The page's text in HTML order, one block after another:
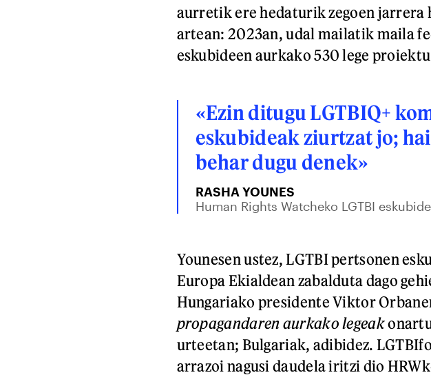
aurretik ere hedaturik zegoen
artean: 2023an, udal mailatik maila
eskubideen aurkako 530 lege
«Ezin ditugu LGTBIQ+
eskubideak ziurtzat jo;
behar dugu denek»
RASHA YOUNES
Human Rights Watcheko LGTBI
Younesen ustez, LGTBI pertsonen
Europa Ekialdean zabalduta dago
Hungariako presidente Viktor
propagandaren aurkako legeak
urteetan; Bulgariak, adibidez.
arrazoi nagusi daudela iritzi dio